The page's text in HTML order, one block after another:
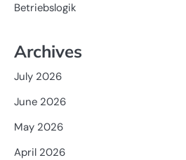
Betriebslogik
Archives
July 2026
June 2026
May 2026
April 2026